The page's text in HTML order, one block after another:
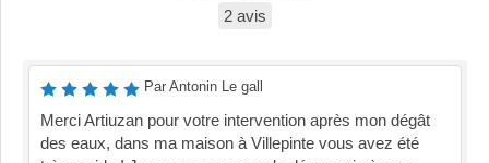
2 avis
Par Antonin Le gall
Merci Artiuzan pour votre intervention après mon dégât
des eaux, dans ma maison à Villepinte vous avez été